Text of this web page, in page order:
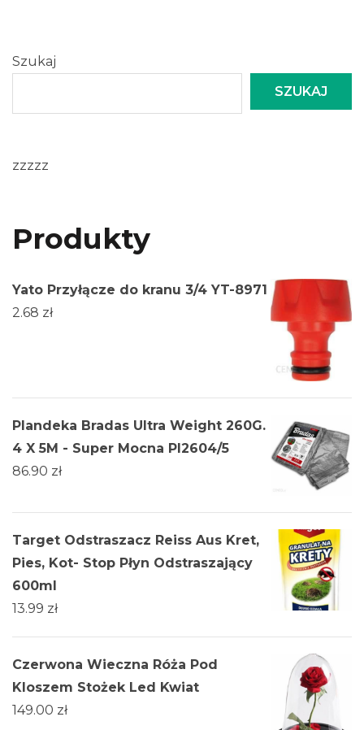
Szukaj
SZUKAJ
zzzzz
Produkty
Yato Przyłącze do kranu 3/4 YT-8971
2.68 zł
Plandeka Bradas Ultra Weight 260G.
4 X 5M - Super Mocna Pl2604/5
86.90 zł
Target Odstraszacz Reiss Aus Kret,
Pies, Kot- Stop Płyn Odstraszający
600ml
13.99 zł
Czerwona Wieczna Róża Pod
Kloszem Stożek Led Kwiat
149.00 zł